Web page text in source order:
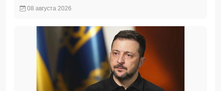
08 августа 2026